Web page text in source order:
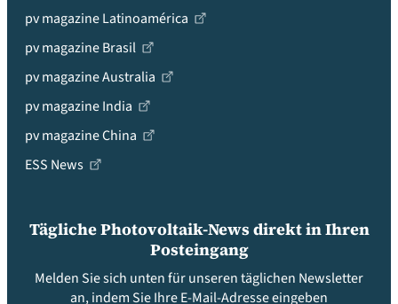
pv magazine Latinoamérica
pv magazine Brasil
pv magazine Australia
pv magazine India
pv magazine China
ESS News
Tägliche Photovoltaik-News direkt in Ihren
Posteingang
Melden Sie sich unten für unseren täglichen Newsletter
an, indem Sie Ihre E-Mail-Adresse eingeben